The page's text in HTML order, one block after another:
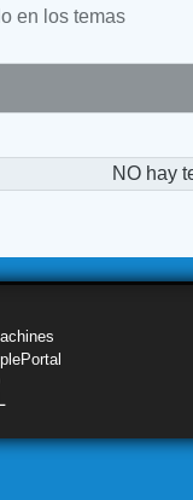
en los temas
NO hay